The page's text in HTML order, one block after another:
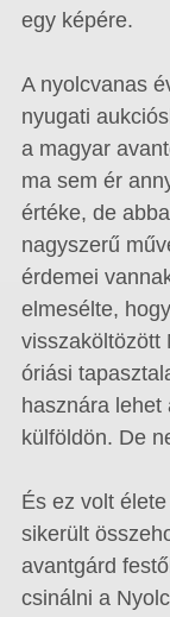
egy képére.
A nyolcvanas
nyugati
a magyar
ma sem ér
értéke, de
nagyszerű
érdemei
elmesélte,
visszaköltözött
óriási
hasznára
külföldön. De
És ez volt
sikerült
avantgárd
csinálni a